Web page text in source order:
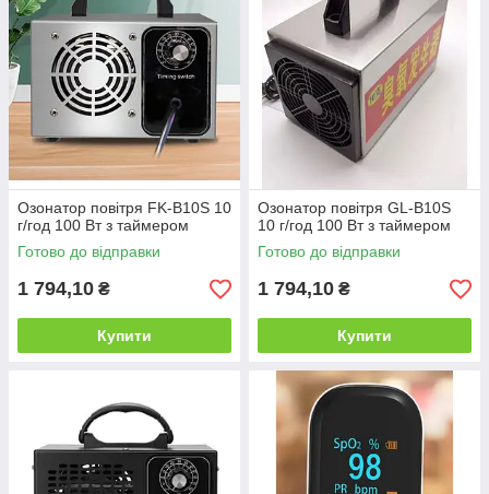
Озонатор повітря FK-B10S 10
г/год 100 Вт з таймером
Готово до відправки
1 794,10 ₴
Купити
Озонатор повітря GL-B10S
10 г/год 100 Вт з таймером
Готово до відправки
1 794,10 ₴
Купити